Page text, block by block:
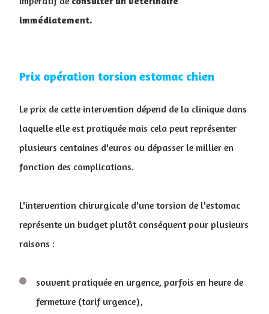
immédiatement.
Prix opération torsion estomac chien
Le prix de cette intervention dépend de la clinique dans
laquelle elle est pratiquée mais cela peut représenter
plusieurs centaines d'euros ou dépasser le millier en
fonction des complications.
L'intervention chirurgicale d'une torsion de l'estomac
représente un budget plutôt conséquent pour plusieurs
raisons :
souvent pratiquée en urgence, parfois en heure de
fermeture (tarif urgence),